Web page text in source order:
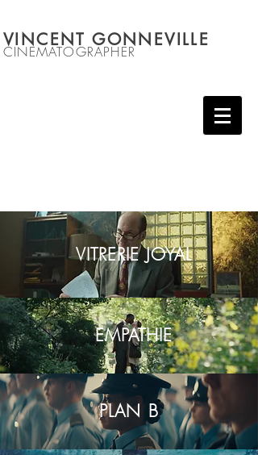
VINCENT GONNEVILLE
CINEMATOGRAPHER
VITRERIE JOYAL
EMPATHIE
PLAN B